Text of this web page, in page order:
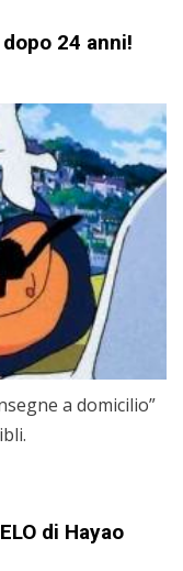
24 anni!
a domicilio”
di Hayao